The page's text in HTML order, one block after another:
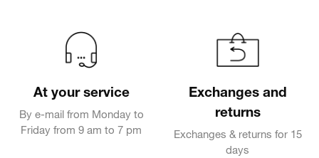
At your service
By e-mail from Monday to
Friday from 9 am to 7 pm
Exchanges and
returns
Exchanges & returns for 15
days